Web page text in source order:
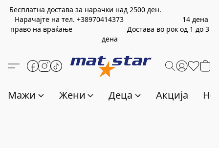
Бесплатна достава за нарачки над 2500 ден.
Нарачајте на тел. +38970414373 14 дена
право на враќање Достава во рок од 1 до 3
дена
Мажи Жени Деца Акција